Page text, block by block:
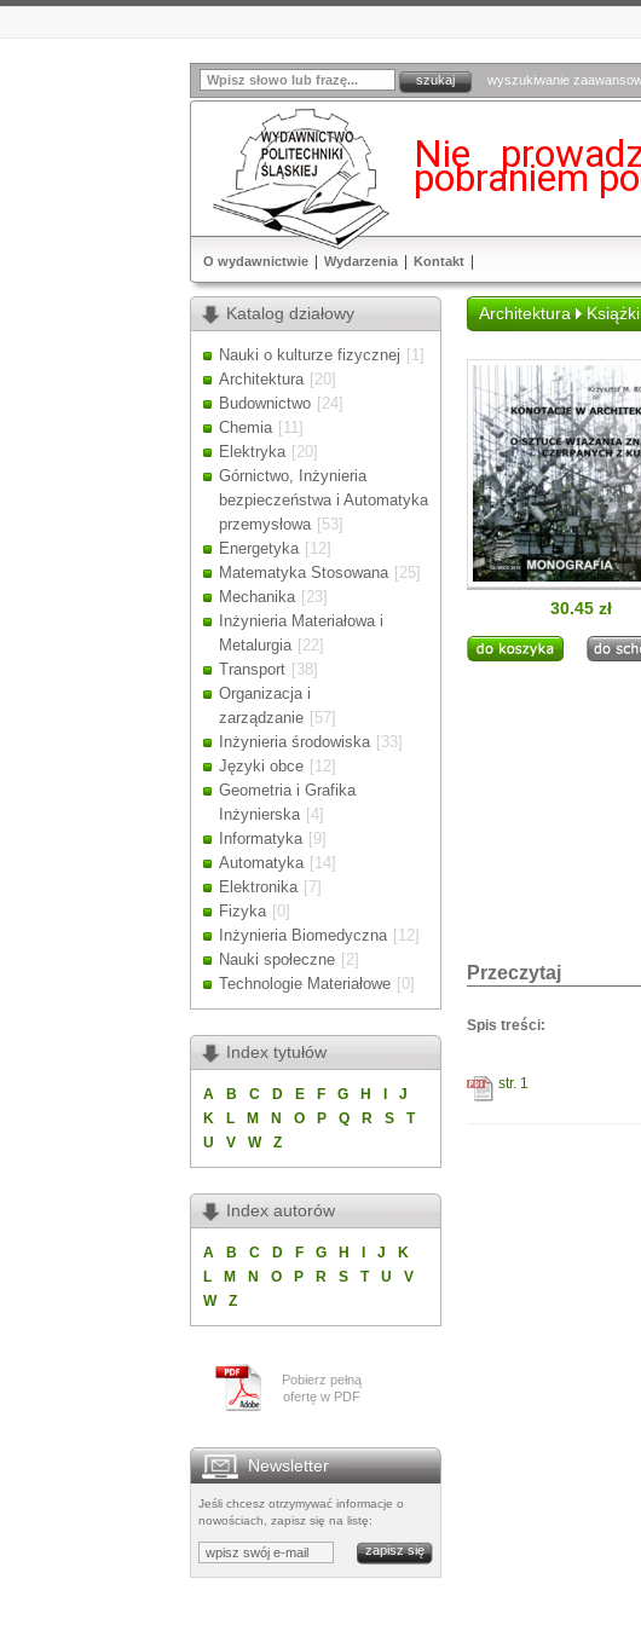
wyszukiwanie
Nie
pobraniem
Drodzy Klienci!
Ze względu na
zamówienia mogą
O wydawnictwie Wydarzenia Kontakt
Katalog działowy
Nauki o kulturze fizycznej [1]
Architektura [20]
Budownictwo [24]
Chemia [11]
Elektryka [20]
Górnictwo, Inżynieria
bezpieczeństwa i Automatyka
przemysłowa [53]
Energetyka [12]
Matematyka Stosowana [25]
Mechanika [23]
Inżynieria Materiałowa i
Metalurgia [22]
Transport [38]
Organizacja i
zarządzanie [57]
Inżynieria środowiska [33]
Języki obce [12]
Geometria i Grafika
Inżynierska [4]
Informatyka [9]
Automatyka [14]
Elektronika [7]
Fizyka [0]
Inżynieria Biomedyczna [12]
Nauki społeczne [2]
Technologie Materiałowe [0]
Index tytułów
A B C D E F G H
J
K
L M N O P Q R S
T
U
V W Z
Index autorów
A B C D F G H J
K
L
M N O P R S T U
V
W
Z
Pobierz pełną
ofertę w PDF
Newsletter
Jeśli chcesz otrzymywać informacje o
nowościach, zapisz się na listę:
Architektura Książki
30.45 zł
Przeczytaj
Spis treści:
str. 1